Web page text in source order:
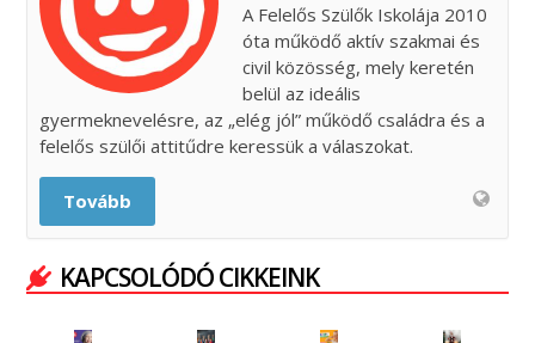
A Felelős Szülők Iskolája 2010
óta működő aktív szakmai és
civil közösség, mely keretén
belül az ideális
gyermeknevelésre, az „elég jól” működő családra és a
felelős szülői attitűdre keressük a válaszokat.
Tovább
KAPCSOLÓDÓ CIKKEINK